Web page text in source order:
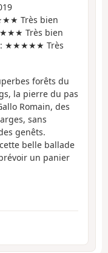
Très bien
Très bien
: ★★★★★ Très
forêts du
la pierre du pas
Romain, des
sans
genêts.
belle ballade
un panier